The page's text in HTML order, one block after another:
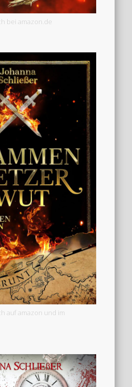
bei amazon.de
auf amazon und im